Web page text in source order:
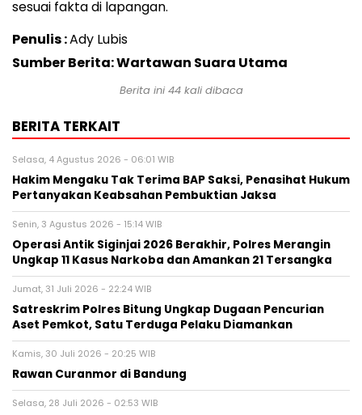
sesuai fakta di lapangan.
Penulis :Ady Lubis
Sumber Berita: Wartawan Suara Utama
Berita ini 44kali dibaca
BERITA TERKAIT
Selasa, 4 Agustus 2026 - 06:01 WIB
Hakim Mengaku Tak Terima BAP Saksi, Penasihat Hukum
Pertanyakan Keabsahan Pembuktian Jaksa
Senin, 3 Agustus 2026 - 15:14 WIB
Operasi Antik Siginjai 2026 Berakhir, Polres Merangin
Ungkap 11 Kasus Narkoba dan Amankan 21 Tersangka
Jumat, 31 Juli 2026 - 22:24 WIB
Satreskrim Polres Bitung Ungkap Dugaan Pencurian
Aset Pemkot, Satu Terduga Pelaku Diamankan
Kamis, 30 Juli 2026 - 20:25 WIB
Rawan Curanmor di Bandung
Selasa, 28 Juli 2026 - 02:53 WIB